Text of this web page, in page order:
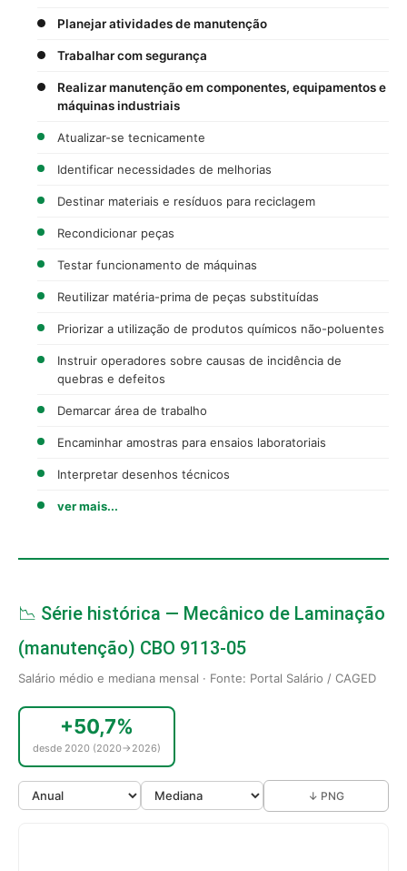
Planejar atividades de manutenção
Trabalhar com segurança
Realizar manutenção em componentes, equipamentos e
máquinas industriais
Atualizar-se tecnicamente
Identificar necessidades de melhorias
Destinar materiais e resíduos para reciclagem
Recondicionar peças
Testar funcionamento de máquinas
Reutilizar matéria-prima de peças substituídas
Priorizar a utilização de produtos químicos não-poluentes
Instruir operadores sobre causas de incidência de
quebras e defeitos
Demarcar área de trabalho
Encaminhar amostras para ensaios laboratoriais
Interpretar desenhos técnicos
ver mais...
📉 Série histórica — Mecânico de Laminação
(manutenção) CBO 9113-05
Salário médio e mediana mensal · Fonte: Portal Salário / CAGED
+50,7%
desde 2020 (2020→2026)
↓ PNG